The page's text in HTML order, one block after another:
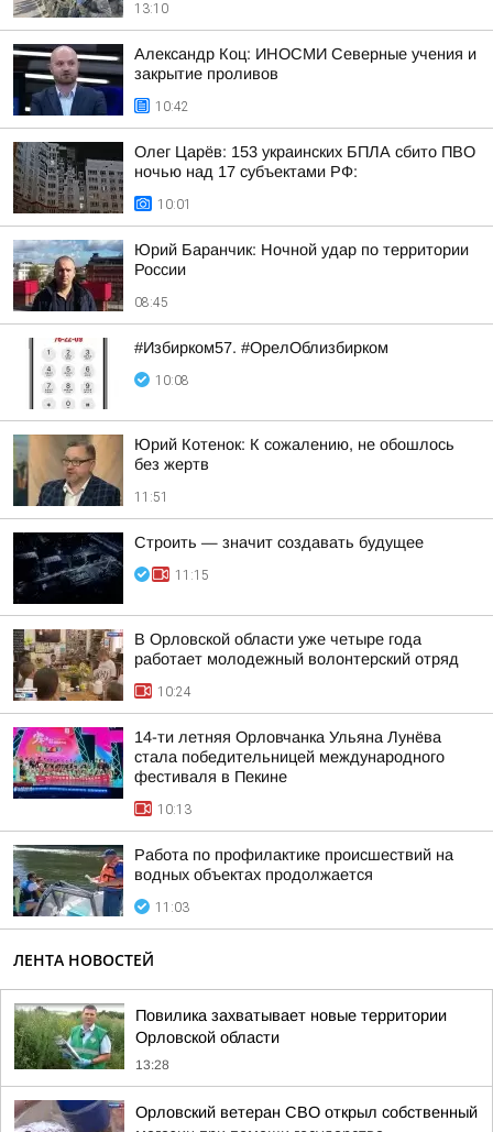
13:10
Александр Коц: ИНОСМИ Северные учения и
закрытие проливов
10:42
Олег Царёв: 153 украинских БПЛА сбито ПВО
ночью над 17 субъектами РФ:
10:01
Юрий Баранчик: Ночной удар по территории
России
08:45
#Избирком57. #ОрелОблизбирком
10:08
Юрий Котенок: К сожалению, не обошлось
без жертв
11:51
Строить — значит создавать будущее
11:15
В Орловской области уже четыре года
работает молодежный волонтерский отряд
10:24
14-ти летняя Орловчанка Ульяна Лунёва
стала победительницей международного
фестиваля в Пекине
10:13
Работа по профилактике происшествий на
водных объектах продолжается
11:03
ЛЕНТА НОВОСТЕЙ
Повилика захватывает новые территории
Орловской области
13:28
Орловский ветеран СВО открыл собственный